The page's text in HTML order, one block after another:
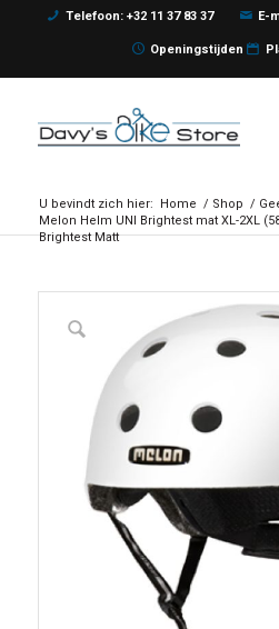
Telefoon: +32 11 37 83 37 E-
Openingstijden
U bevindt zich hier: Home / Shop /
Melon Helm UNI Brightest mat XL-2XL
Brightest Matt